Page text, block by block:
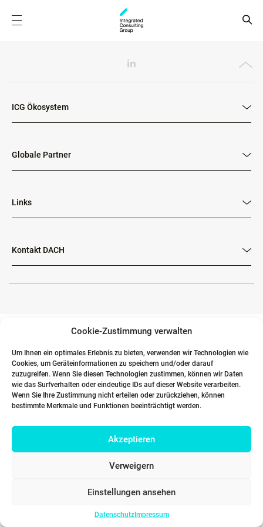
Cookie-Zustimmung verwalten
Um Ihnen ein optimales Erlebnis zu bieten, verwenden wir Technologien wie
Cookies, um Geräteinformationen zu speichern und/oder darauf
zuzugreifen. Wenn Sie diesen Technologien zustimmen, können wir Daten
wie das Surfverhalten oder eindeutige IDs auf dieser Website verarbeiten.
Wenn Sie Ihre Zustimmung nicht erteilen oder zurückziehen, können
bestimmte Merkmale und Funktionen beeinträchtigt werden.
Akzeptieren
Verweigern
Einstellungen ansehen
DatenschutzImpressum
ICG Ökosystem
Globale Partner
Links
Kontakt DACH